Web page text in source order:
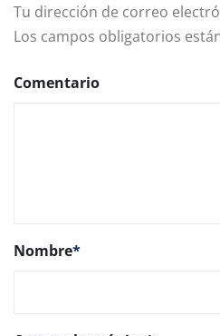
Tu dirección de correo
Los campos obligatorios
Comentario
Nombre*